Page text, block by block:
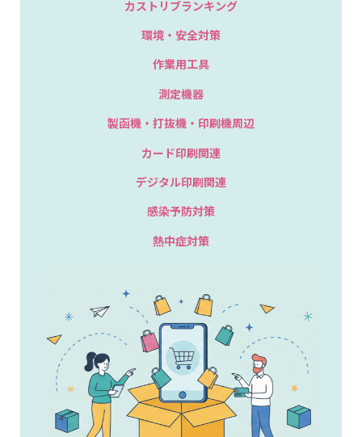
カストリブランキング
環境・安全対策
作業用工具
測定機器
製函機・打抜機・印刷機周辺
カード印刷関連
デジタル印刷関連
感染予防対策
熱中症対策